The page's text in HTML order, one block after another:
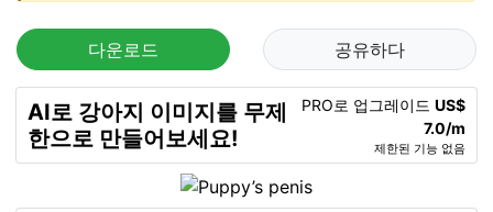
다운로드 공유하다
AI로 강아지 이미지를 무제
한으로 만들어보세요!
PRO로 업그레이드 US$
7.0/m
제한된 기능 없음